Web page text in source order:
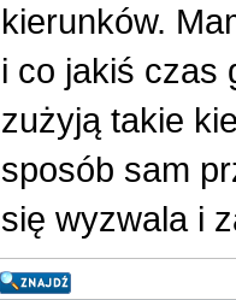
kierunków.
i co jakiś czas
zużyją takie
sposób sam
się wyzwala i